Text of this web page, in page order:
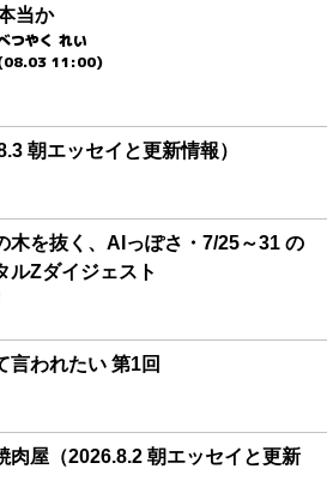
当か
つやく れい
11:00)
朝エッセイと更新情報）
木を抜く、AIっぽさ・7/25～31 の
ルZダイジェスト
言われたい 第1回
肉屋（2026.8.2 朝エッセイと更新